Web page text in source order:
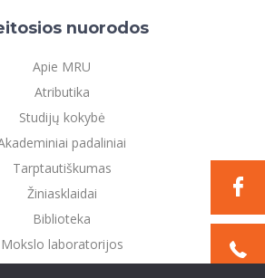
nuorodos
Apie MRU
Atributika
Studijų kokybė
padaliniai
Tarptautiškumas
Žiniasklaidai
Biblioteka
Mokslo laboratorijos
Privatumo politika